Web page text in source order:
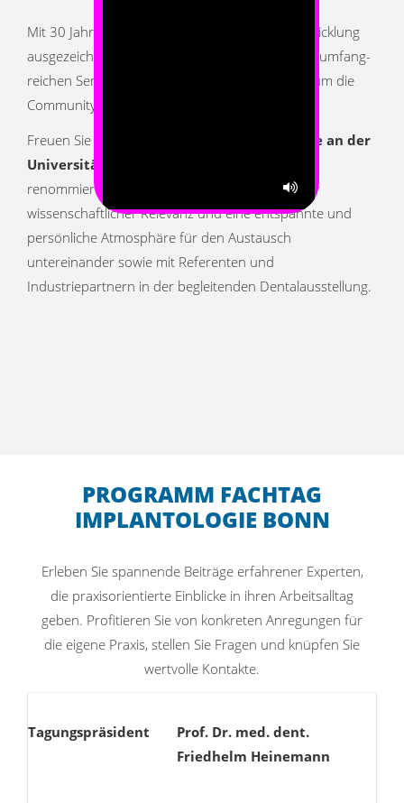
Ton
einschalten
Mit 30 Jahren Erfahrung in Forschung und Entwicklung
ausgezeichneter Implantatsysteme sowie einem umfang­
reichen Seminar-Programm begeistert Dentaurum die
Community im Bereich der Implantologie.
Freuen Sie sich beim
7. Fachtag Implantologie an der
Universität Bonn
renommierter Referenten, Themen von aktueller
wissenschaftlicher Relevanz und eine entspannte und
persönliche Atmosphäre für den Austausch
untereinander sowie mit Referenten und
Industriepartnern in der begleitenden Dentalausstellung.
PROGRAMM FACHTAG
IMPLANTOLOGIE BONN
Erleben Sie spannende Beiträge erfahrener Experten,
die praxisorientierte Einblicke in ihren Arbeitsalltag
geben. Profitieren Sie von konkreten Anregungen für
die eigene Praxis, stellen Sie Fragen und knüpfen Sie
wertvolle Kontakte.
Tagungspräsident
Prof. Dr. med. dent.
Friedhelm Heinemann